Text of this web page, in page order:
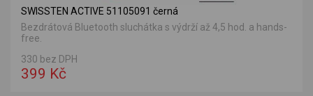
SWISSTEN ACTIVE 51105091 černá
Bezdrátová Bluetooth sluchátka s výdrží až 4,5 hod. a hands-
free.
330 bez DPH
399 Kč